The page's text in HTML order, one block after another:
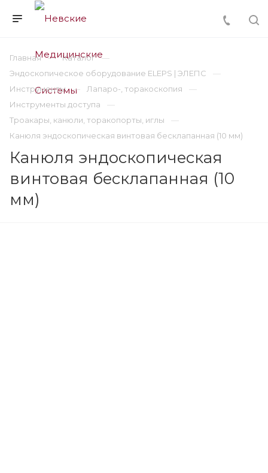
Главная
Каталог
Эндоскопическое оборудование ELEPS | ЭЛЕПС
Инструменты
Лапаро-, торакоскопия
Инструменты доступа
Троакары, канюли, торакопорты, иглы
Канюля эндоскопическая винтовая бесклапанная (10 мм)
Канюля эндоскопическая
винтовая бесклапанная (10
мм)